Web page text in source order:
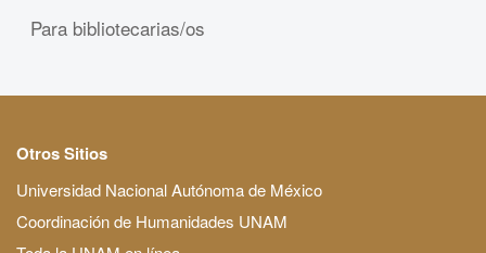
Para bibliotecarias/os
Otros Sitios
Universidad Nacional Autónoma de México
Coordinación de Humanidades UNAM